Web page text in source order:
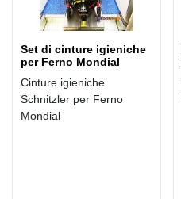
Set di cinture igieniche
per Ferno Mondial
Cinture igieniche
Schnitzler per Ferno
Mondial